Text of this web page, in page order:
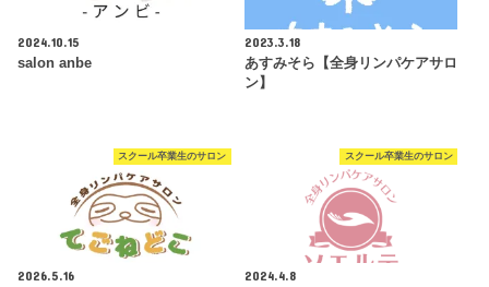
2024.10.15
salon anbe
2023.3.18
あすみそら【全身リンパケアサロ
ン】
スクール卒業生のサロン
2026.5.16
スクール卒業生のサロン
2024.4.8